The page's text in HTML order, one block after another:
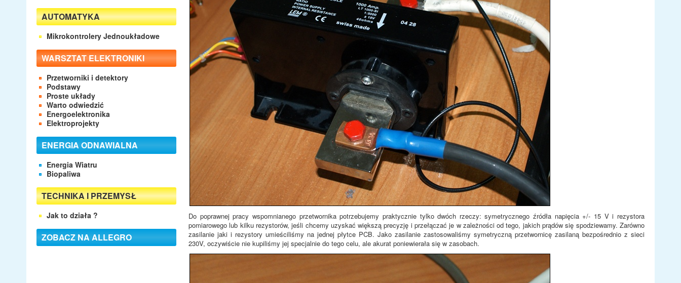
AUTOMATYKA
Mikrokontrolery Jednoukładowe
WARSZTAT ELEKTRONIKI
Przetworniki i detektory
Podstawy
Proste układy
Warto odwiedzić
Energoelektronika
Elektroprojekty
ENERGIA ODNAWIALNA
Energia Wiatru
Biopaliwa
TECHNIKA I PRZEMYSŁ
Jak to działa ?
ZOBACZ NA ALLEGRO
Do poprawnej pracy wspomnianego przetwornika potrzebujemy praktycznie tylko dwóch rzeczy: symetrycznego źródła napięcia +/- 15 V i rezystora
pomiarowego lub kilku rezystorów, jeśli chcemy uzyskać większą precyzję i przełączać je w zależności od tego, jakich prądów się spodziewamy. Zarówno
zasilanie jaki i rezystory umieściliśmy na jednej płytce PCB. Jako zasilanie zastosowaliśmy symetryczną przetwornicę zasilaną bezpośrednio z sieci
230V, oczywiście nie kupiliśmy jej specjalnie do tego celu, ale akurat poniewierała się w zasobach.